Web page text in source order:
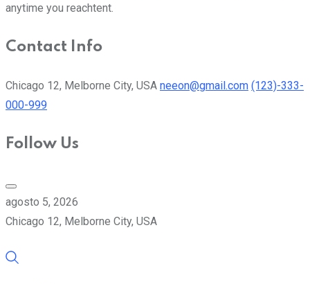
anytime you reachtent.
Contact Info
Chicago 12, Melborne City, USA neeon@gmail.com (123)-333-
000-999
Follow Us
agosto 5, 2026
Chicago 12, Melborne City, USA